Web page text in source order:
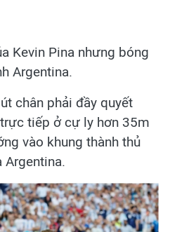
Kevin Pina nhưng bóng
Argentina.
chân phải đầy quyết
tiếp ở cự ly hơn 35m
vào khung thành thủ
Argentina.